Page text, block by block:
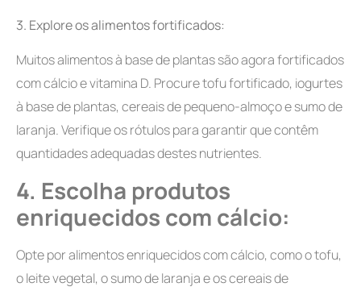
3. Explore os alimentos fortificados:
Muitos alimentos à base de plantas são agora fortificados
com cálcio e vitamina D. Procure tofu fortificado, iogurtes
à base de plantas, cereais de pequeno-almoço e sumo de
laranja. Verifique os rótulos para garantir que contêm
quantidades adequadas destes nutrientes.
4. Escolha produtos
enriquecidos com cálcio:
Opte por alimentos enriquecidos com cálcio, como o tofu,
o leite vegetal, o sumo de laranja e os cereais de